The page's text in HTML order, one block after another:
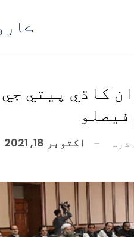
کاڌي پيتي
اکتوبر 18, 2021